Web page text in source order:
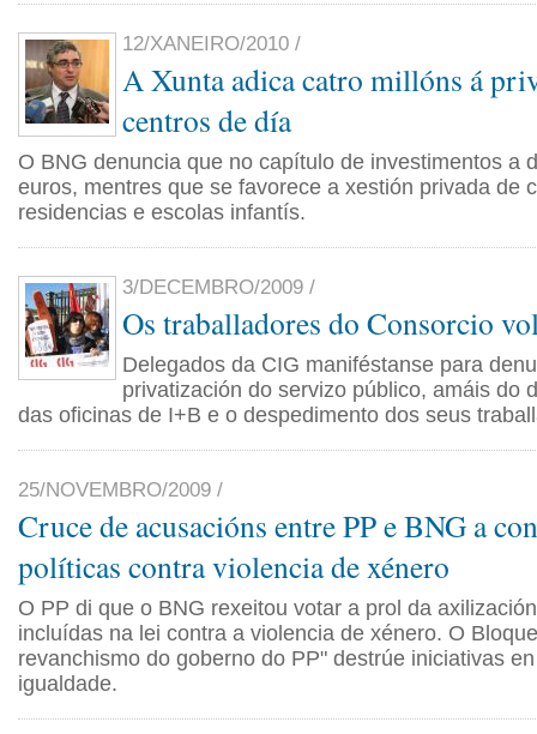
12/XANEIRO/2010 /
A Xunta adica catro millóns á
centros de día
O BNG denuncia que no capítulo de investimentos a
euros, mentres que se favorece a xestión privada de
residencias e escolas infantís.
3/DECEMBRO/2009 /
Os traballadores do Consorcio
Delegados da CIG maniféstanse para
privatización do servizo público, amáis do
das oficinas de I+B e o despedimento dos seus
25/NOVEMBRO/2009 /
Cruce de acusacións entre PP e BNG a
políticas contra violencia de xénero
O PP di que o BNG rexeitou votar a prol da
incluídas na lei contra a violencia de xénero. O
revanchismo do goberno do PP" destrúe iniciativas
igualdade.